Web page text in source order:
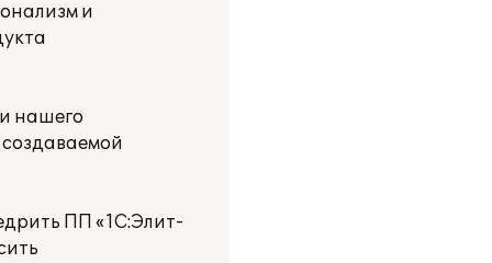
и
нашего
ПП «1С:Элит-